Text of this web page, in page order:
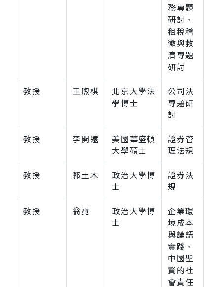
務專題
研討、
租稅稽
徵與救
濟專題
研討
教授 王煦棋
北京大學法
學博士
公司法
專題研
討
教授 李開遠
美國華盛頓
大學碩士
證券管
理法規
教授 郭土木
政治大學博
士
證券法
規
教授 翁霓
政治大學博
士
企業環
境成本
與論語
實踐、
中國聖
賢的社
會責任